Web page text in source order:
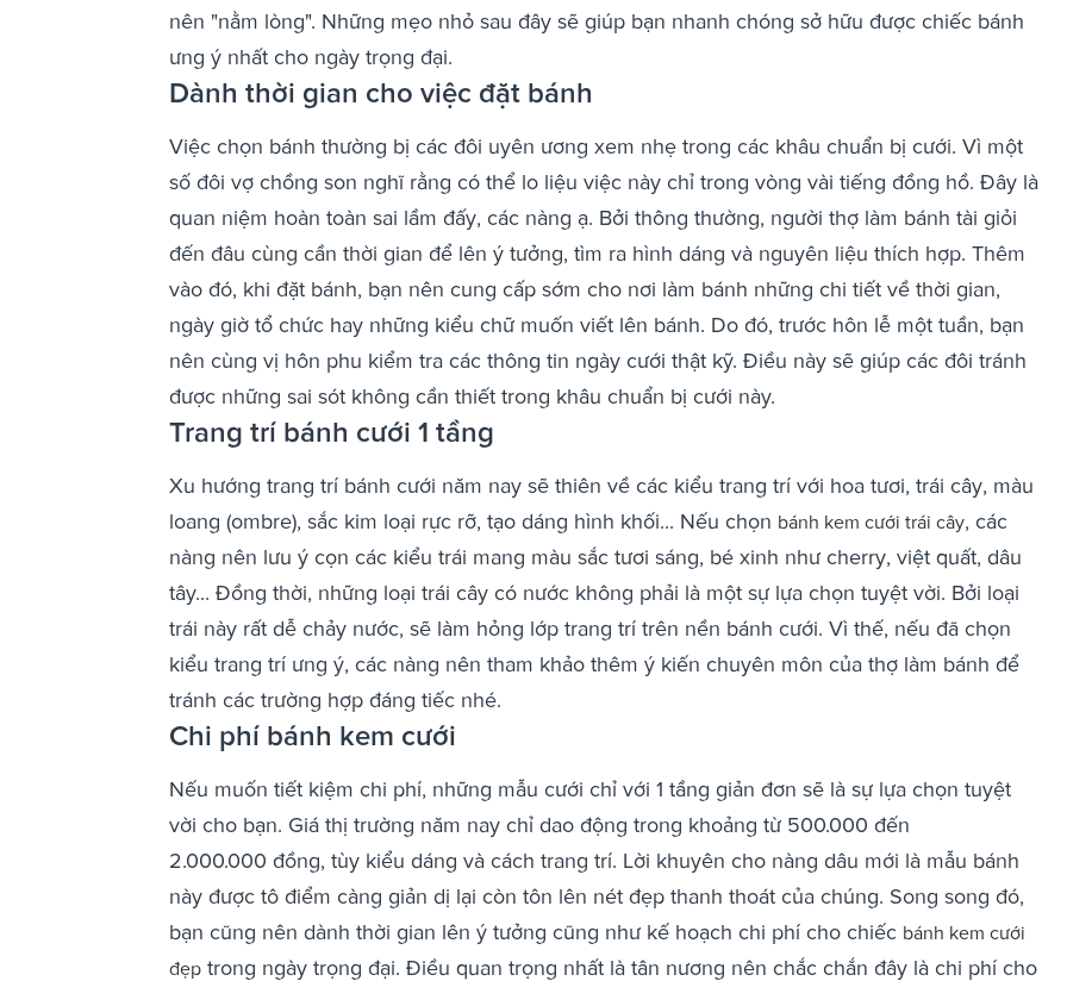
nên "nằm lòng". Những mẹo nhỏ sau đây sẽ giúp bạn nhanh chóng sở hữu được chiếc bánh
ưng ý nhất cho ngày trọng đại.
Dành thời gian cho việc đặt bánh
Việc chọn bánh thường bị các đôi uyên ương xem nhẹ trong các khâu chuẩn bị cưới. Vì một
số đôi vợ chồng son nghĩ rằng có thể lo liệu việc này chỉ trong vòng vài tiếng đồng hồ. Đây là
quan niệm hoàn toàn sai lầm đấy, các nàng ạ. Bởi thông thường, người thợ làm bánh tài giỏi
đến đâu cùng cần thời gian để lên ý tưởng, tìm ra hình dáng và nguyên liệu thích hợp. Thêm
vào đó, khi đặt bánh, bạn nên cung cấp sớm cho nơi làm bánh những chi tiết về thời gian,
ngày giờ tổ chức hay những kiểu chữ muốn viết lên bánh. Do đó, trước hôn lễ một tuần, bạn
nên cùng vị hôn phu kiểm tra các thông tin ngày cưới thật kỹ. Điều này sẽ giúp các đôi tránh
được những sai sót không cần thiết trong khâu chuẩn bị cưới này.
Trang trí bánh cưới 1 tầng
Xu hướng trang trí bánh cưới năm nay sẽ thiên về các kiểu trang trí với hoa tươi, trái cây, màu
loang (ombre), sắc kim loại rực rỡ, tạo dáng hình khối... Nếu chọn bánh kem cưới trái cây, các
nàng nên lưu ý cọn các kiểu trái mang màu sắc tươi sáng, bé xinh như cherry, việt quất, dâu
tây... Đồng thời, những loại trái cây có nước không phải là một sự lựa chọn tuyệt vời. Bởi loại
trái này rất dễ chảy nước, sẽ làm hỏng lớp trang trí trên nền bánh cưới. Vì thế, nếu đã chọn
kiểu trang trí ưng ý, các nàng nên tham khảo thêm ý kiến chuyên môn của thợ làm bánh để
tránh các trường hợp đáng tiếc nhé.
Chi phí bánh kem cưới
Nếu muốn tiết kiệm chi phí, những mẫu cưới chỉ với 1 tầng giản đơn sẽ là sự lựa chọn tuyệt
vời cho bạn. Giá thị trường năm nay chỉ dao động trong khoảng từ 500.000 đến
2.000.000 đồng, tùy kiểu dáng và cách trang trí. Lời khuyên cho nàng dâu mới là mẫu bánh
này được tô điểm càng giản dị lại còn tôn lên nét đẹp thanh thoát của chúng. Song song đó,
bạn cũng nên dành thời gian lên ý tưởng cũng như kế hoạch chi phí cho chiếc bánh kem cưới
đẹp trong ngày trọng đại. Điều quan trọng nhất là tân nương nên chắc chắn đây là chi phí cho